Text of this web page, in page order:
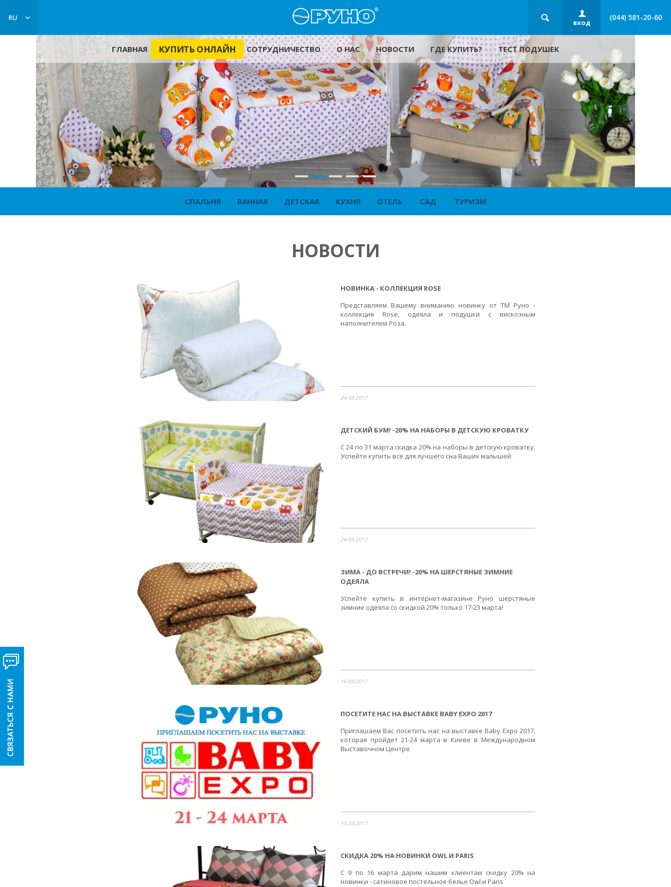
RU
вход
(044) 581-20-60
ГЛАВНАЯ КУПИТЬ ОНЛАЙН СОТРУДНИЧЕСТВО О НАС НОВОСТИ ГДЕ КУПИТЬ? ТЕСТ ПОДУШЕК
СПАЛЬНЯ ВАННАЯ ДЕТСКАЯ КУХНЯ ОТЕЛЬ САД ТУРИЗМ
НОВОСТИ
НОВИНКА - КОЛЛЕКЦИЯ ROSE
Представляем Вашему вниманию новинку от ТМ Руно -
коллекция Rose, одеяла и подушки с вискозным
наполнителем Роза.
24.03.2017
ДЕТСКИЙ БУМ! -20% НА НАБОРЫ В ДЕТСКУЮ КРОВАТКУ
С 24 по 31 марта скидка 20% на наборы в детскую кроватку.
Успейте купить все для лучшего сна Ваших малышей.
24.03.2017
ЗИМА - ДО ВСТРЕЧИ! -20% НА ШЕРСТЯНЫЕ ЗИМНИЕ
ОДЕЯЛА
Успейте купить в интернет-магазине Руно шерстяные
зимние одеяла со скидкой 20% только 17-23 марта!
16.03.2017
ПОСЕТИТЕ НАС НА ВЫСТАВКЕ BABY EXPO 2017
Приглашаем Вас посетить нас на выставке Baby Expo 2017,
которая пройдет 21-24 марта в Киеве в Международном
Выставочном Центре
15.03.2017
СКИДКА 20% НА НОВИНКИ OWL И PARIS
С 9 по 16 марта дарим нашим клиентам скидку 20% на
новинки - сатиновое постельное белье Owl и Paris